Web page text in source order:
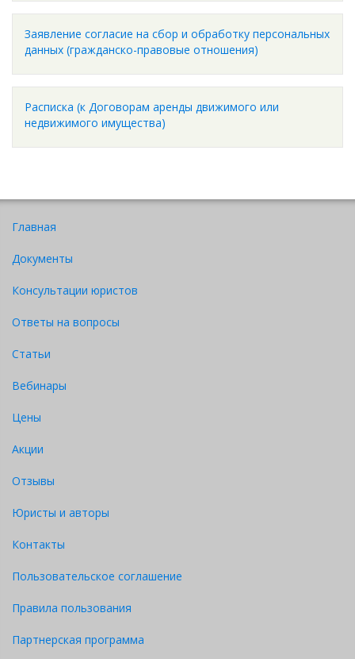
Заявление согласие на сбор и обработку персональных
данных (гражданско-правовые отношения)
Расписка (к Договорам аренды движимого или
недвижимого имущества)
Главная
Документы
Консультации юристов
Ответы на вопросы
Статьи
Вебинары
Цены
Акции
Отзывы
Юристы и авторы
Контакты
Пользовательское соглашение
Правила пользования
Партнерская программа